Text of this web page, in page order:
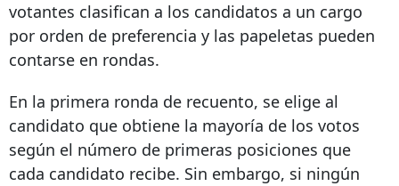
votantes clasifican a los candidatos a un cargo
por orden de preferencia y las papeletas pueden
contarse en rondas.
En la primera ronda de recuento, se elige al
candidato que obtiene la mayoría de los votos
según el número de primeras posiciones que
cada candidato recibe. Sin embargo, si ningún